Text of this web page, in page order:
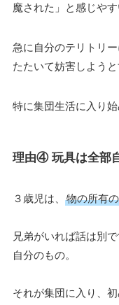
魔された」と感じや
急に自分のテリトリ
たたいて妨害しようと
特に集団生活に入り始
理由④ 玩具は全部
３歳児は、 物の所有
兄弟がいれば話は別
自分のもの。
それが集団に入り、